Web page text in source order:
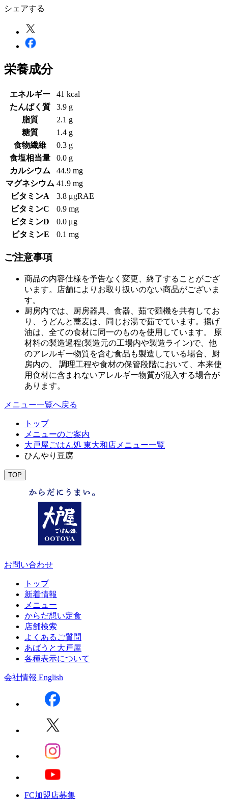
シェアする
栄養成分
エネルギー
41 kcal
たんぱく質
3.9 g
脂質
2.1 g
糖質
1.4 g
食物繊維
0.3 g
食塩相当量
0.0 g
カルシウム
44.9 mg
マグネシウム 41.9 mg
ビタミンA
3.8 μgRAE
ビタミンC
0.9 mg
ビタミンD
0.0 μg
ビタミンE
0.1 mg
ご注意事項
商品の内容仕様を予告なく変更、終了することがござ
います。店舗によりお取り扱いのない商品がございま
す。
厨房内では、厨房器具、食器、茹で麺機を共有してお
り、うどんと蕎麦は、同じお湯で茹でています。揚げ
油は、全ての食材に同一のものを使用しています。 原
材料の製造過程(製造元の工場内や製造ライン)で、他
のアレルギー物質を含む食品も製造している場合、厨
房内の、 調理工程や食材の保管段階において、本来使
用食材に含まれないアレルギー物質が混入する場合が
あります。
メニュー一覧へ戻る
トップ
メニューのご案内
大戸屋ごはん処 東大和店メニュー一覧
ひんやり豆腐
TOP
お問い合わせ
トップ
新着情報
メニュー
からだ想い定食
店舗検索
よくあるご質問
あばうと大戸屋
各種表示について
会社情報 English
FC加盟店募集